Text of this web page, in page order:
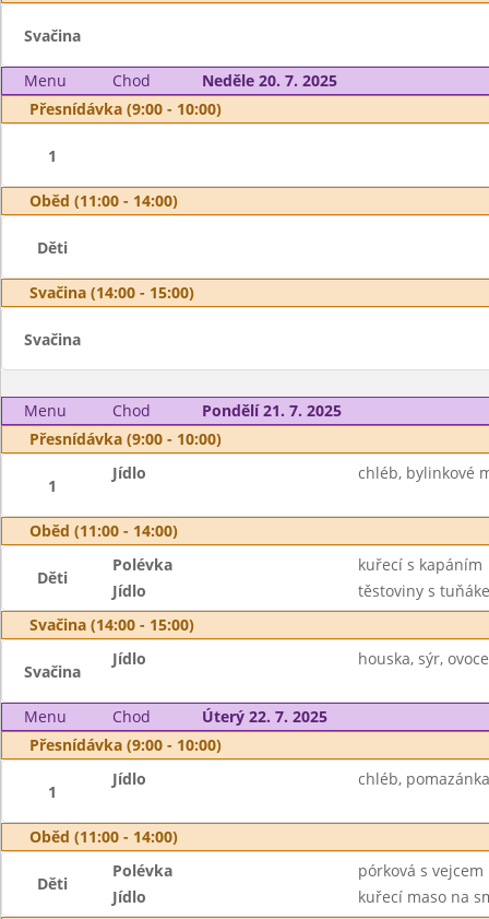
Svačina
Menu Chod
Neděle 20. 7. 2025
Přesnídávka (9:00 - 10:00)
1
Oběd (11:00 - 14:00)
Děti
Svačina (14:00 - 15:00)
Svačina
Menu Chod
Pondělí 21. 7. 2025
Přesnídávka (9:00 - 10:00)
1
Jídlo chléb, bylinkové
Oběd (11:00 - 14:00)
Děti
Polévka
kuřecí s kapáním
Jídlo
těstoviny s
Svačina (14:00 - 15:00)
Svačina
Jídlo houska, sýr,
Menu Chod
Úterý 22. 7. 2025
Přesnídávka (9:00 - 10:00)
1
Jídlo chléb,
Oběd (11:00 - 14:00)
Děti
Polévka
pórková s vejcem
Jídlo
kuřecí maso na